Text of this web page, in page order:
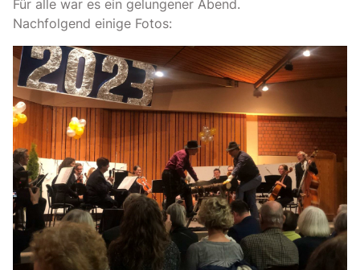
Für alle war es ein gelungener Abend.
Nachfolgend einige Fotos: